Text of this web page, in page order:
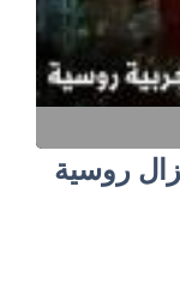
روسية